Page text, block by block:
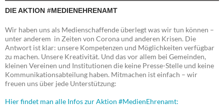
DIE AKTION #MEDIENEHRENAMT
Wir haben uns als Medienschaffende überlegt was wir tun können –
unter anderem in Zeiten von Corona und anderen Krisen. Die
Antwort ist klar: unsere Kompetenzen und Möglichkeiten verfügbar
zu machen. Unsere Kreativität. Und das vor allem bei Gemeinden,
kleinen Vereinen und Institutionen die keine Presse-Stelle und keine
Kommunikationsabteilung haben. Mitmachen ist einfach – wir
freuen uns über jede Unterstützung:
Hier findet man alle Infos zur Aktion #MedienEhrenamt: